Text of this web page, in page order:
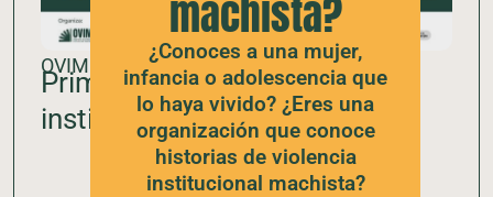
OVIM
Primer informe de violencias
instituciones machistas
machista?
¿Conoces a una mujer,
infancia o adolescencia que
lo haya vivido? ¿Eres una
organización que conoce
historias de violencia
institucional machista?